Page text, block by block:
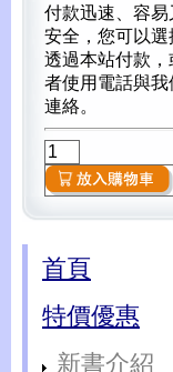
付款迅速、容易
安全，您可以選
透過本站付款，
者使用電話與我
連絡。
首頁
特價優惠
新書介紹